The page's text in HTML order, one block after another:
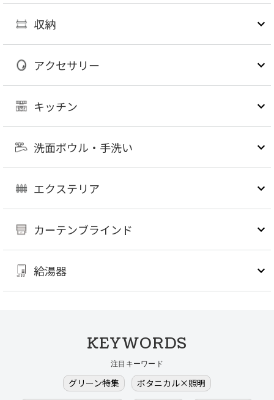
収納
アクセサリー
キッチン
洗面ボウル・手洗い
エクステリア
カーテンブラインド
給湯器
KEYWORDS
注目キーワード
グリーン特集
ボタニカル×照明